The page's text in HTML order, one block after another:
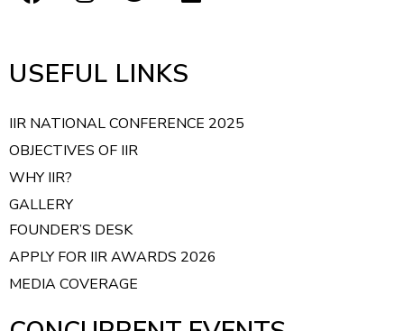
USEFUL LINKS
IIR NATIONAL CONFERENCE 2025
OBJECTIVES OF IIR
WHY IIR?
GALLERY
FOUNDER’S DESK
APPLY FOR IIR AWARDS 2026
MEDIA COVERAGE